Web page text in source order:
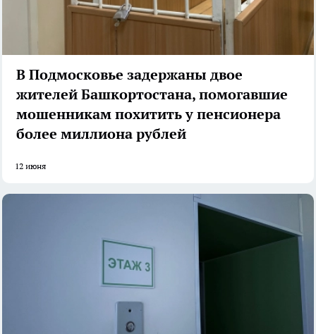
В Подмосковье задержаны двое
жителей Башкортостана, помогавшие
мошенникам похитить у пенсионера
более миллиона рублей
12 июня